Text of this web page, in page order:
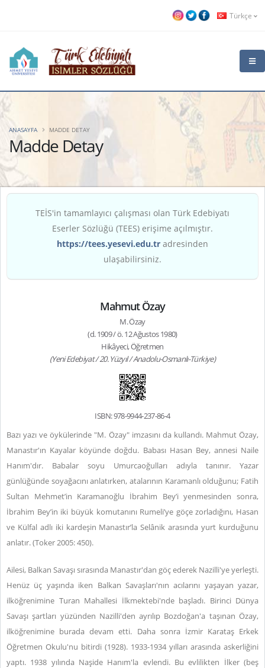
Türkçe
Madde Detay
ANASAYFA MADDE DETAY
TEİS'in tamamlayıcı çalışması olan Türk Edebiyatı
Eserler Sözlüğü (TEES) erişime açılmıştır.
https://tees.yesevi.edu.tr adresinden
ulaşabilirsiniz.
Mahmut Özay
M. Özay
(d. 1909 / ö. 12 Ağustos 1980)
Hikâyeci, Öğretmen
(Yeni Edebiyat / 20. Yüzyıl / Anadolu-Osmanlı-Türkiye)
ISBN: 978-9944-237-86-4
Bazı yazı ve öykülerinde "M. Özay" imzasını da kullandı. Mahmut Özay,
Manastır'ın Kayalar köyünde doğdu. Babası Hasan Bey, annesi Naile
Hanım'dır. Babalar soyu Umurcaoğulları adıyla tanınır. Yazar
günlüğünde soyağacını anlatırken, atalarının Karamanlı olduğunu; Fatih
Sultan Mehmet’in Karamanoğlu İbrahim Bey’i yenmesinden sonra,
İbrahim Bey’in iki büyük komutanını Rumeli’ye göçe zorladığını, Hasan
ve Külfal adlı iki kardeşin Manastır’la Selânik arasında yurt kurduğunu
anlatır. (Toker 2005: 450).
Ailesi, Balkan Savaşı sırasında Manastır'dan göç ederek Nazilli'ye yerleşti.
Henüz üç yaşında iken Balkan Savaşları'nın acılarını yaşayan yazar,
ilköğrenimine Turan Mahallesi İlkmektebi'nde başladı. Birinci Dünya
Savaşı şartları yüzünden Nazilli'den ayrılıp Bozdoğan'a taşınan Özay,
ilköğrenimine burada devam etti. Daha sonra İzmir Karataş Erkek
Öğretmen Okulu'nu bitirdi (1928). 1933-1934 yılları arasında askerliğini
yaptı. 1938 yılında Naşide Hanım'la evlendi. Bu evlilikten İlker (beş